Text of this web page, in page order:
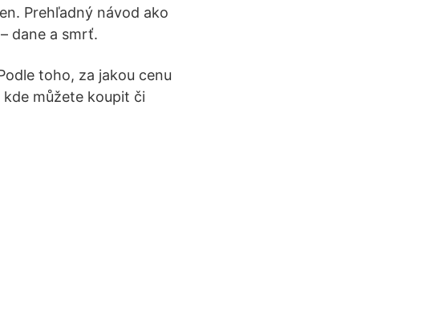
Prehľadný návod ako
dane a smrť.
toho, za jakou cenu
můžete koupit či